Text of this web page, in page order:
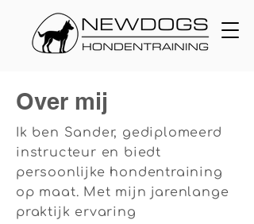
Over mij
Ik ben Sander, gediplomeerd
instructeur en biedt
persoonlijke hondentraining
op maat. Met mijn jarenlange
praktijk ervaring